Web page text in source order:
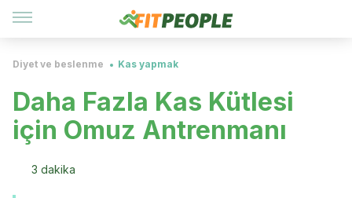
Diyet ve beslenme Kas yapmak
Daha Fazla Kas Kütlesi
için Omuz Antrenmanı
3 dakika